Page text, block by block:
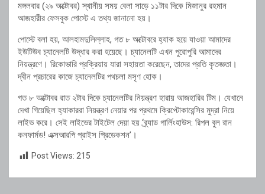
মঙ্গলবার (২৯ অক্টোবর) স্থানীয় সময় বেলা সাড়ে ১১টার দিকে মিজানুর রহমান
আজহারীর ফেসবুক পোস্টে এ তথ্য জানানো হয়।
পোস্টে বলা হয়, আলহামদুলিল্লাহ, গত ৮ অক্টোবরে হ্যাক হয়ে যাওয়া আমাদের
ইউটিউব চ্যানেলটি উদ্ধার করা হয়েছে। চ্যানেলটি এখন পুরোপুরি আমাদের
নিয়ন্ত্রণে। রিকোভারি প্রক্রিয়ায় যারা সহায়তা করেছেন, তাদের প্রতি কৃতজ্ঞতা।
দ্বীন প্রচারের কাজে চ্যানেলটির পথচলা মসৃণ হোক।
গত ৮ অক্টোবর রাত ২টার দিকে চ্যানেলটির নিয়ন্ত্রণ হারায় আজহারির টিম। যেখানে
দেখা গিয়েছিল হ্যাকাররা নিয়ন্ত্রণ নেয়ার পর প্রথমে ক্রিপ্টোকারেন্সির মুদ্রা নিয়ে
লাইভ করে। সেই লাইভের টাইটেল দেয়া হয় ‘ব্র্যাড গার্লিংহাউস: রিপল বুল রান
কনফার্মড! এক্সআরপি প্রাইস প্রিডেকশন’।
Post Views: 215